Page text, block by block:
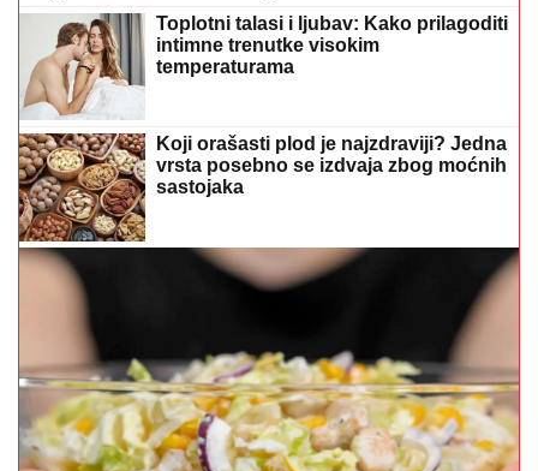
Toplotni talasi i ljubav: Kako prilagoditi
intimne trenutke visokim
temperaturama
Koji orašasti plod je najzdraviji? Jedna
vrsta posebno se izdvaja zbog moćnih
sastojaka